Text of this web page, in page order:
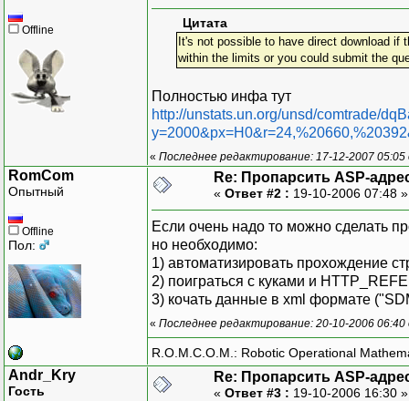
Offline
Цитата
It's not possible to have direct download if
within the limits or you could submit the
Полностью инфа тут
http://unstats.un.org/unsd/comtrade/
« Последнее редактирование: 17-12-2007
RomCom
Опытный
Offline
Пол:
Re: Пропарсить ASP-
« Ответ #2 : 19-10-2006 07:48
Если очень надо то можно сделать
но необходимо:
1) автоматизировать прохождение
2) поиграться с куками и
3) кочать данные в xml формате
« Последнее редактирование: 20-10-2006
R.O.M.C.O.M.: Robotic Operational
Andr_Kry
Гость
Re: Пропарсить ASP-
« Ответ #3 : 19-10-2006 16:30